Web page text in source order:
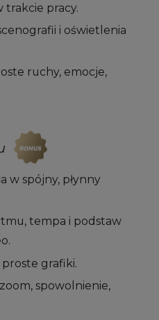
trakcie pracy.
i oświetlenia
ruchy, emocje,
w spójny, płynny
tempa i podstaw
grafiki.
spowolnienie,